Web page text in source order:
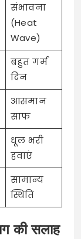
संभावना
(Heat
Wave)
बहुत गर्म
दिन
आसमान
साफ
धूल भरी
हवाएं
सामान्य
स्थिति
की सलाह